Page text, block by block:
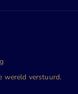
wereld verstuurd.